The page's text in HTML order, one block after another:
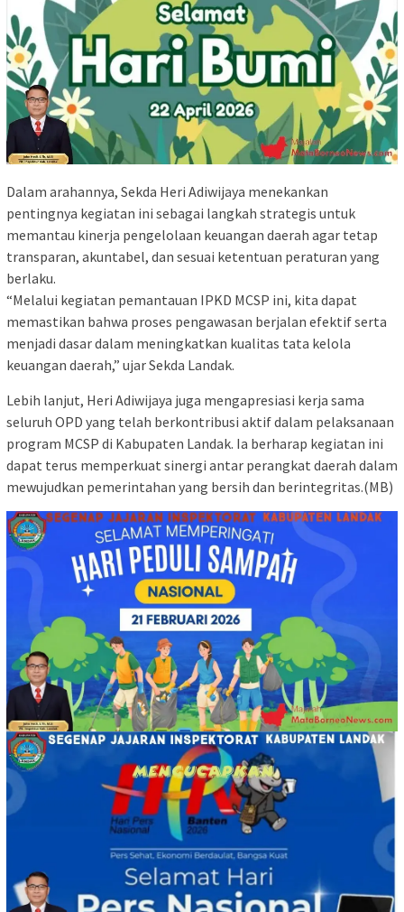
Dalam arahannya, Sekda Heri Adiwijaya menekankan
pentingnya kegiatan ini sebagai langkah strategis untuk
memantau kinerja pengelolaan keuangan daerah agar tetap
transparan, akuntabel, dan sesuai ketentuan peraturan yang
berlaku.
“Melalui kegiatan pemantauan IPKD MCSP ini, kita dapat
memastikan bahwa proses pengawasan berjalan efektif serta
menjadi dasar dalam meningkatkan kualitas tata kelola
keuangan daerah,” ujar Sekda Landak.
Lebih lanjut, Heri Adiwijaya juga mengapresiasi kerja sama
seluruh OPD yang telah berkontribusi aktif dalam pelaksanaan
program MCSP di Kabupaten Landak. Ia berharap kegiatan ini
dapat terus memperkuat sinergi antar perangkat daerah dalam
mewujudkan pemerintahan yang bersih dan berintegritas.(MB)